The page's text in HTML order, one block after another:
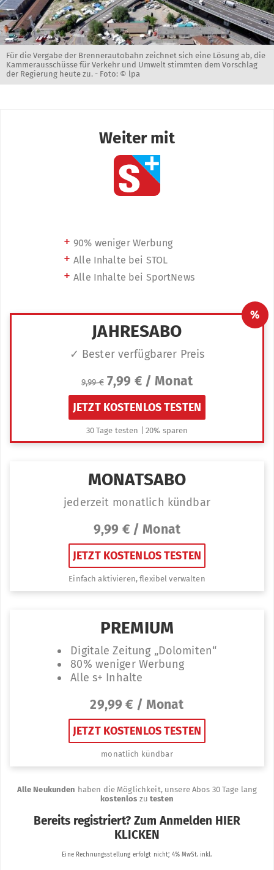
Für die Vergabe der Brennerautobahn zeichnet sich eine Lösung ab, die
Kammerausschüsse für Verkehr und Umwelt stimmten dem Vorschlag
der Regierung heute zu. - Foto: © lpa